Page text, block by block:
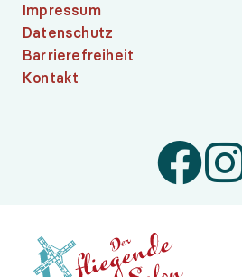
Impressum
Datenschutz
Barrierefreiheit
Kontakt